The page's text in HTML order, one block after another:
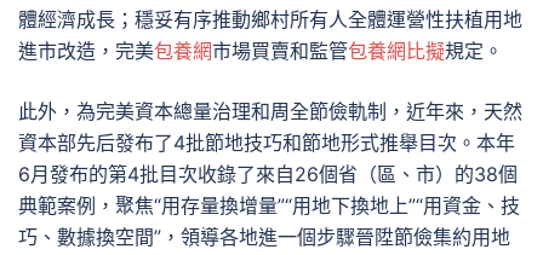
體經濟成長；穩妥有序推動鄉村所有人全體運營性扶植用地
進市改造，完美包養網市場買賣和監管包養網比擬規定。
此外，為完美資本總量治理和周全節儉軌制，近年來，天然
資本部先后發布了4批節地技巧和節地形式推舉目次。本年
6月發布的第4批目次收錄了來自26個省（區、市）的38個
典範案例，聚焦“用存量換增量”“用地下換地上”“用資金、技
巧、數據換空間”，領導各地進一個步驟晉陞節儉集約用地